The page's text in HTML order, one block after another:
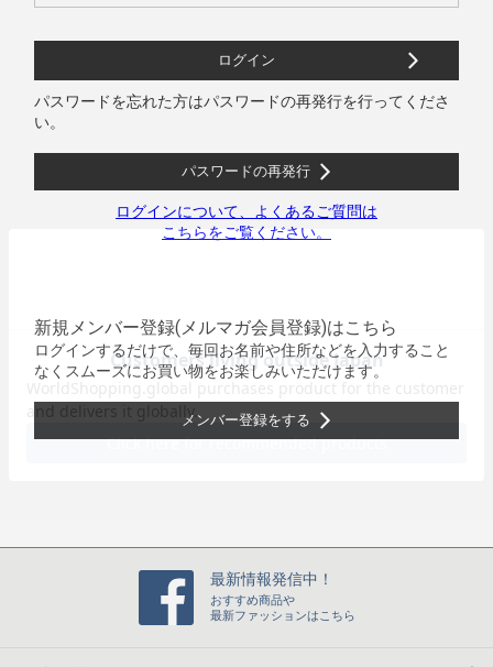
パスワードを忘れた方はパスワードの再発行を行ってくださ
い。
パスワードの再発行
ログインについて、よくあるご質問は
こちらをご覧ください。
新規メンバー登録(メルマガ会員登録)はこちら
ログインするだけで、毎回お名前や住所などを入力すること
なくスムーズにお買い物をお楽しみいただけます。
メンバー登録をする
最新情報発信中！
おすすめ商品や
最新ファッションはこちら